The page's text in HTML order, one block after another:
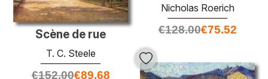
Nicholas Roerich
€128.00€75.52
Scène de rue
T. C. Steele
€152.00€89.68